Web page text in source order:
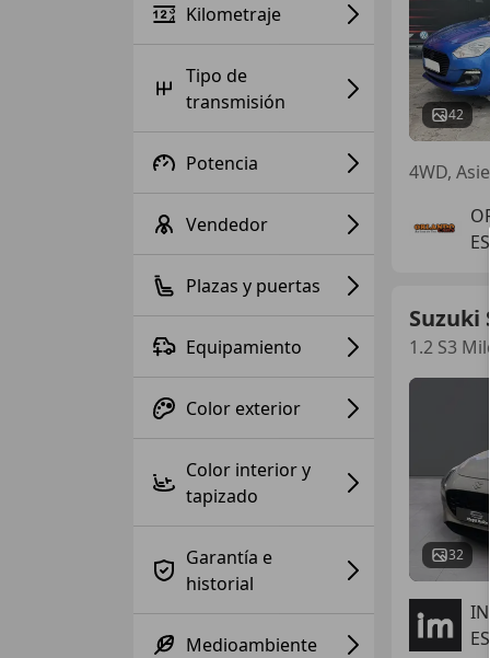
Kilometraje
Tipo de
transmisión
Potencia
Vendedor
Plazas y puertas
Equipamiento
Color exterior
Color interior y
tapizado
Garantía e
historial
Medioambiente
42
Suzuki
1.2 S3
32